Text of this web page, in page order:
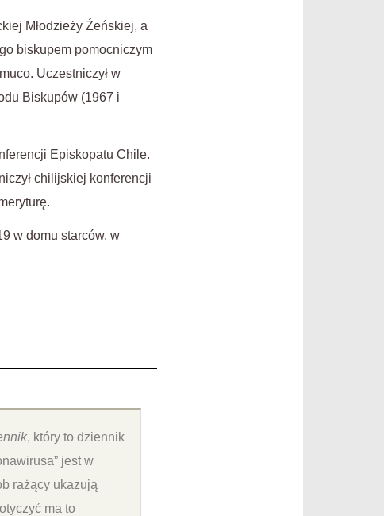
Młodzieży Źeńskiej, a
biskupem pomocniczym
Uczestniczył w
Biskupów (1967 i
Episkopatu Chile.
chilijskiej konferencji
w domu starców, w
, który to dziennik
jest w
rażący ukazują
ma to